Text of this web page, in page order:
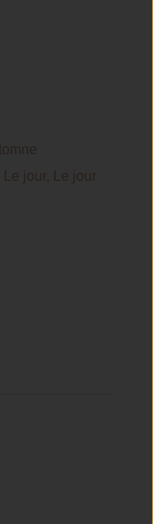
Le jour, Le jour